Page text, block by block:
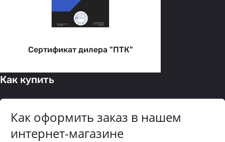
Сертификат дилера "ПТК"
Как купить
Как оформить заказ в нашем
интернет-магазине